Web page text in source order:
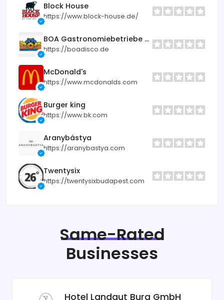
Block House
https://www.block-house.de/
BOA Gastronomiebetriebe GmbH Lokal
https://boadisco.de
McDonald's
https://www.mcdonalds.com
Burger king
https://www.bk.com
Aranybástya
https://aranybastya.com
Twentysix
https://twentysixbudapest.com
Same-Rated
Businesses
Hotel Landgut Burg GmbH